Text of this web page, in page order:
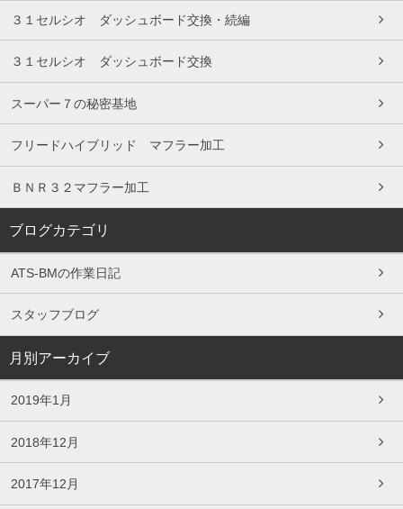
３１セルシオ ダッシュボード交換・続編
３１セルシオ ダッシュボード交換
スーパー７の秘密基地
フリードハイブリッド マフラー加工
ＢＮＲ３２マフラー加工
ブログカテゴリ
ATS-BMの作業日記
スタッフブログ
月別アーカイブ
2019年1月
2018年12月
2017年12月